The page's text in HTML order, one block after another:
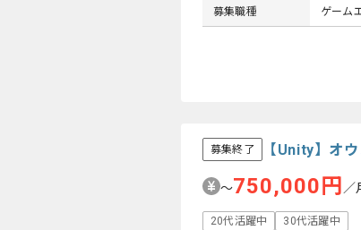
募集職種 ゲーム
募集終了 【Unity】オ
〜750,000円 ／
20代活躍中 30代活躍中